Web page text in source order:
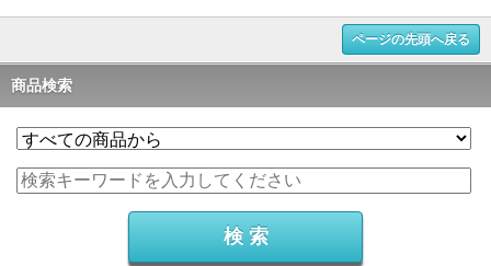
ページの先頭へ戻る
商品検索